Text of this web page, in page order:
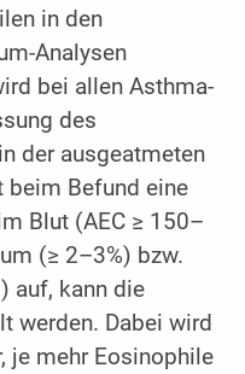
in den
Analysen
bei allen Asthma-
des
der ausgeatmeten
beim Befund eine
Blut (AEC ≥ 150–
(≥ 2–3%) bzw.
auf, kann die
werden. Dabei wird
je mehr Eosinophile